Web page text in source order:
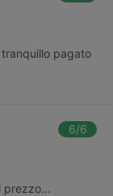
pagato
6/6
prezzo...